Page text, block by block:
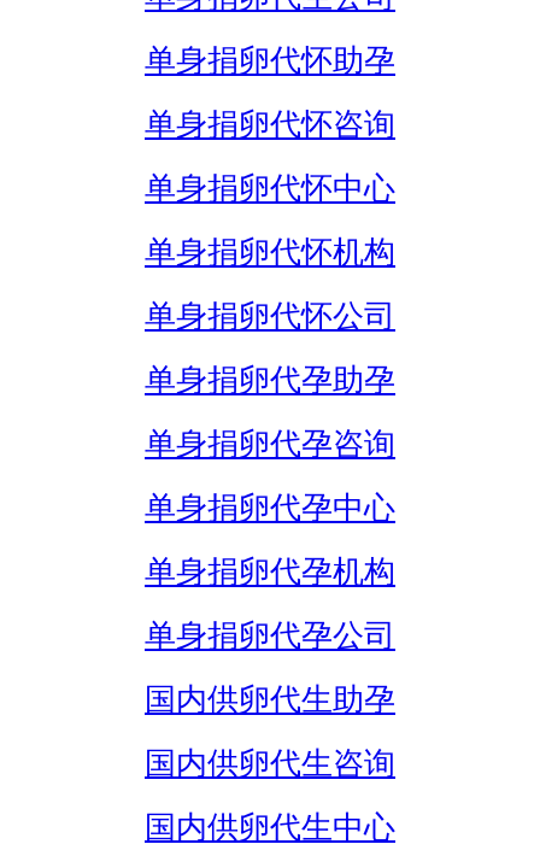
单身捐卵代怀助孕
单身捐卵代怀咨询
单身捐卵代怀中心
单身捐卵代怀机构
单身捐卵代怀公司
单身捐卵代孕助孕
单身捐卵代孕咨询
单身捐卵代孕中心
单身捐卵代孕机构
单身捐卵代孕公司
国内供卵代生助孕
国内供卵代生咨询
国内供卵代生中心